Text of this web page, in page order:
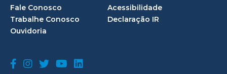
Fale Conosco
Trabalhe Conosco
Ouvidoria
Acessibilidade
Declaração IR